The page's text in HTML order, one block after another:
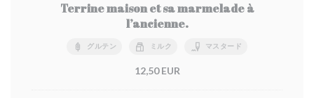
Terrine maison et sa marmelade à
l’ancienne.
グルテン ミルク マスタード
12,50 EUR